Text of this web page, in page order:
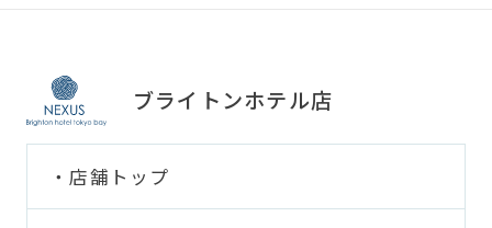
ブライトンホテル店
店舗トップ